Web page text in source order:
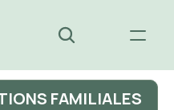
FAMILIALES